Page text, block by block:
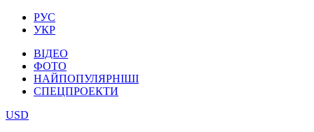
РУС
УКР
ВІДЕО
ФОТО
НАЙПОПУЛЯРНІШІ
СПЕЦПРОЕКТИ
USD